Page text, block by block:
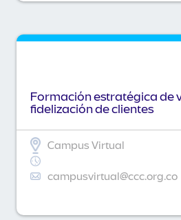
Formación estratégica de
fidelización de clientes
Campus Virtual
campusvirtual@ccc.org.co